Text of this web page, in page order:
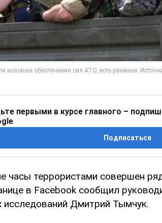
первыми в курсе главного –
Подписаться
часы террористами совершен
в Facebook сообщил
исследований Дмитрий Тымчук.